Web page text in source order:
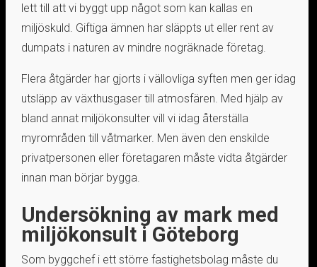
lett till att vi byggt upp något som kan kallas en
miljöskuld. Giftiga ämnen har släppts ut eller rent av
dumpats i naturen av mindre nogräknade företag.
Flera åtgärder har gjorts i vällovliga syften men ger idag
utsläpp av växthusgaser till atmosfären. Med hjälp av
bland annat miljökonsulter vill vi idag återställa
myrområden till våtmarker. Men även den enskilde
privatpersonen eller företagaren måste vidta åtgärder
innan man börjar bygga.
Undersökning av mark med
miljökonsult i Göteborg
Som byggchef i ett större fastighetsbolag måste du